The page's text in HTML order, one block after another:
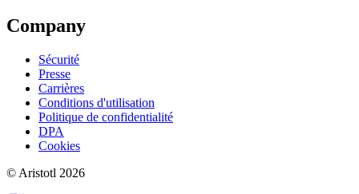
Company
Sécurité
Presse
Carrières
Conditions d'utilisation
Politique de confidentialité
DPA
Cookies
© Aristotl 2026